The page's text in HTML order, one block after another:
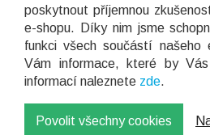
+420 566
© 2026 MusicData s.r.o.
poskytnout příjemnou
e-shopu. Díky nim jsme
funkci všech součástí našeho
Vám informace, které by
informací naleznete zde.
Povolit všechny cookies